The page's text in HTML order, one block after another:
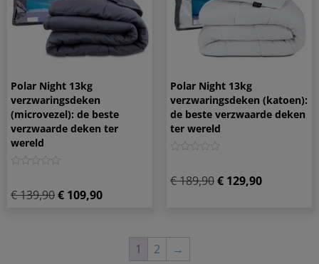
Polar Night 13kg
verzwaringsdeken
(microvezel): de beste
verzwaarde deken ter
wereld
€139,90€ 109,90
Polar Night 13kg
verzwaringsdeken (katoen):
de beste verzwaarde deken
ter wereld
€189,90€ 129,90
1 2 →